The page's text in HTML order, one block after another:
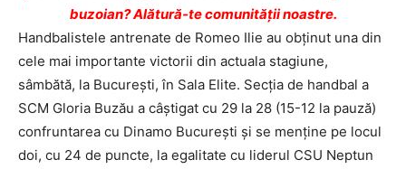
buzoian? Alătură-te comunității noastre.
Handbalistele antrenate de Romeo Ilie au obţinut una din
cele mai importante victorii din actuala stagiune,
sâmbătă, la Bucureşti, în Sala Elite. Secţia de handbal a
SCM Gloria Buzău a câştigat cu 29 la 28 (15-12 la pauză)
confruntarea cu Dinamo Bucureşti şi se menţine pe locul
doi, cu 24 de puncte, la egalitate cu liderul CSU Neptun